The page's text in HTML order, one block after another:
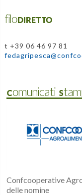
filoDIRETTO
t +39 06 46 97 81
Comunicati
Confcooperative
delle nomine